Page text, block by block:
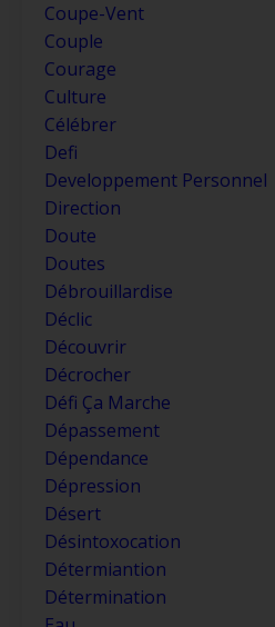
Coupe-Vent
Couple
Courage
Culture
Célébrer
Defi
Developpement Personnel
Direction
Doute
Doutes
Débrouillardise
Déclic
Découvrir
Décrocher
Défi Ça Marche
Dépassement
Dépendance
Dépression
Désert
Désintoxocation
Détermiantion
Détermination